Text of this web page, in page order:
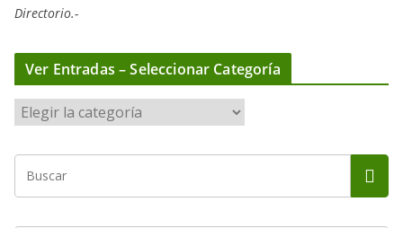
Directorio.-
Ver Entradas – Seleccionar Categoría
e
r
n